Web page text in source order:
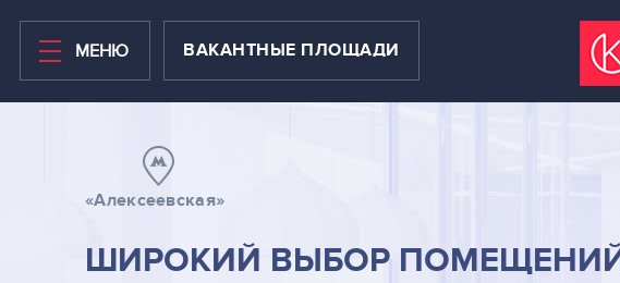
МЕНЮ ВАКАНТНЫЕ ПЛОЩАДИ
ВАКАНТНЫЕ ПЛОЩАДИ
БИЗНЕС-ЦЕНТР
«Алексеевская»
ШИРОКИЙ ВЫБОР